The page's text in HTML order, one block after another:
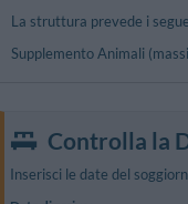
La struttura prevede i
Supplemento Animali
Controlla la
Inserisci le date del